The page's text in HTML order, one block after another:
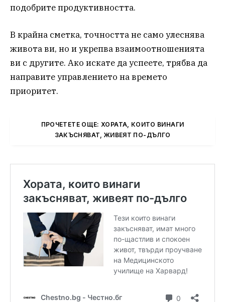
подобрите продуктивността.
В крайна сметка, точността не само улеснява
живота ви, но и укрепва взаимоотношенията
ви с другите. Ако искате да успеете, трябва да
направите управлението на времето
приоритет.
ПРОЧЕТЕТЕ ОЩЕ: ХОРАТА, КОИТО ВИНАГИ
ЗАКЪСНЯВАТ, ЖИВЕЯТ ПО-ДЪЛГО